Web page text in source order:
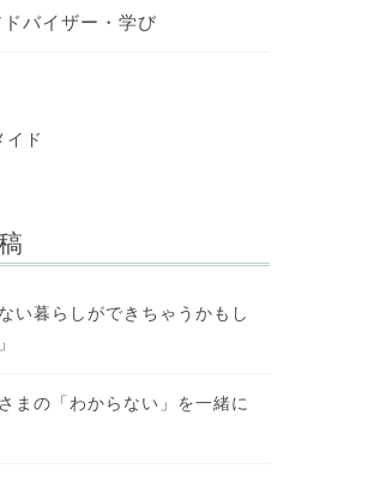
バイザー・学び
イド
い暮らしができちゃうかもし
まの「わからない」を一緒に